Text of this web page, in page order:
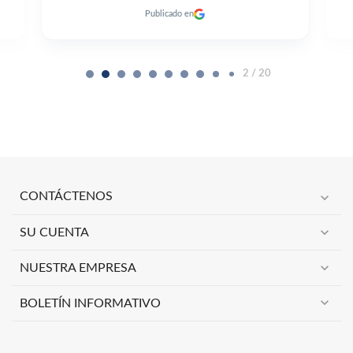
Publicado en
2 / 20
CONTÁCTENOS expand_more
SU CUENTA expand_more
NUESTRA EMPRESA expand_more
BOLETÍN INFORMATIVO expand_more